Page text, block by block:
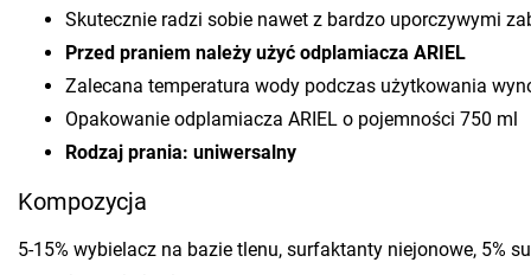
Skutecznie radzi sobie nawet z bardzo uporczywymi
Przed praniem należy użyć odplamiacza ARIEL
Zalecana temperatura wody podczas użytkowania
Opakowanie odplamiacza ARIEL o pojemności 750 ml
Rodzaj prania: uniwersalny
Kompozycja
5-15% wybielacz na bazie tlenu, surfaktanty niejonowe, 5%